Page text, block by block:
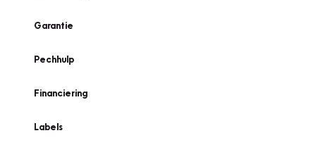
Garantie
Pechhulp
Financiering
Labels